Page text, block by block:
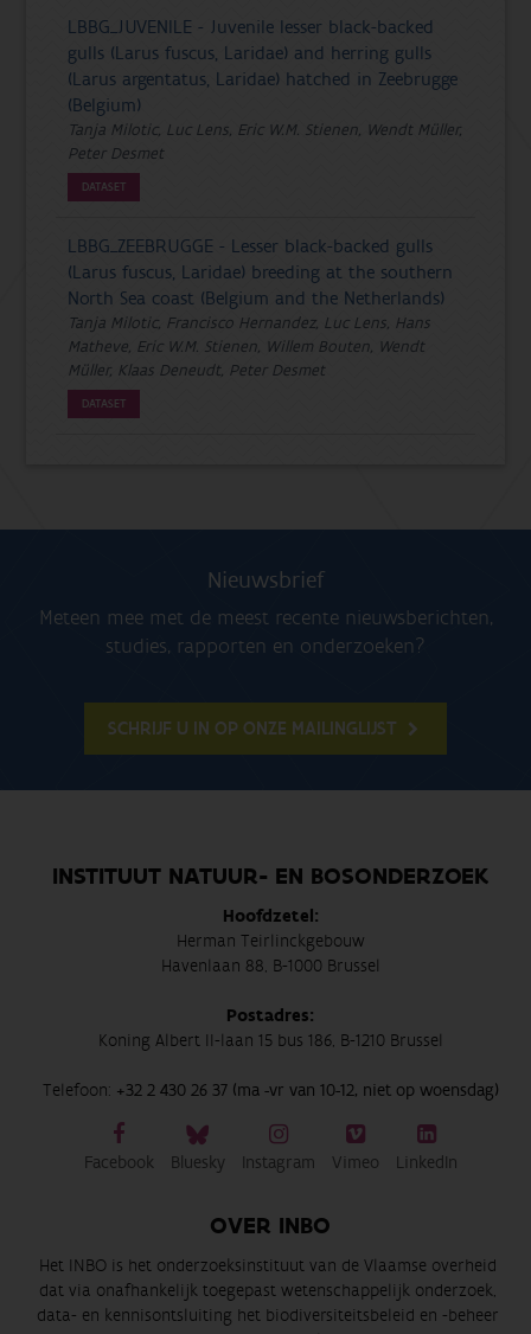
LBBG_JUVENILE - Juvenile lesser black-backed
gulls (Larus fuscus, Laridae) and herring gulls
(Larus argentatus, Laridae) hatched in Zeebrugge
(Belgium)
Tanja Milotic, Luc Lens, Eric W.M. Stienen, Wendt Müller,
Peter Desmet
DATASET
LBBG_ZEEBRUGGE - Lesser black-backed gulls
(Larus fuscus, Laridae) breeding at the southern
North Sea coast (Belgium and the Netherlands)
Tanja Milotic, Francisco Hernandez, Luc Lens, Hans
Matheve, Eric W.M. Stienen, Willem Bouten, Wendt
Müller, Klaas Deneudt, Peter Desmet
DATASET
Nieuwsbrief
Meteen mee met de meest recente nieuwsberichten,
studies, rapporten en onderzoeken?
SCHRIJF U IN OP ONZE MAILINGLIJST
INSTITUUT NATUUR- EN BOSONDERZOEK
Hoofdzetel:
Herman Teirlinckgebouw
Havenlaan 88, B-1000 Brussel
Postadres:
Koning Albert II-laan 15 bus 186, B-1210 Brussel
Telefoon: +32 2 430 26 37 (ma -vr van 10-12, niet op woensdag)
Facebook Bluesky Instagram Vimeo LinkedIn
OVER INBO
Het INBO is het onderzoeksinstituut van de Vlaamse overheid
dat via onafhankelijk toegepast wetenschappelijk onderzoek,
data- en kennisontsluiting het biodiversiteitsbeleid en -beheer